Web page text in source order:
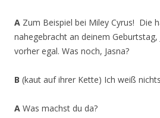
A Zum Beispiel bei Miley Cyrus! Die
nahegebracht an deinem Geburtstag,
vorher egal. Was noch, Jasna?
B (kaut auf ihrer Kette) Ich weiß
A Was machst du da?